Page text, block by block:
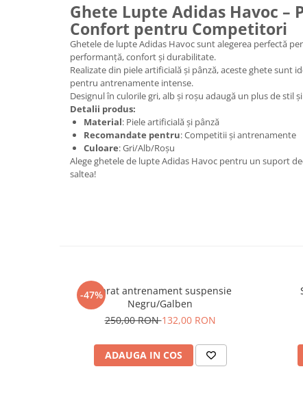
Ghete Lupte Adidas Havoc –
Confort pentru Competitori
Ghetele de lupte Adidas Havoc sunt alegerea perfectă
performanță, confort și durabilitate.
Realizate din piele artificială și pânză, aceste ghete sunt
pentru antrenamente intense.
Designul în culorile gri, alb și roșu adaugă un plus de stil
Detalii produs:
Material: Piele artificială și pânză
Recomandate pentru: Competitii și antrenamente
Culoare: Gri/Alb/Roșu
Alege ghetele de lupte Adidas Havoc pentru un suport
saltea!
-47%
Aparat antrenament suspensie
Negru/Galben
250,00 RON132,00 RON
ADAUGA IN COS